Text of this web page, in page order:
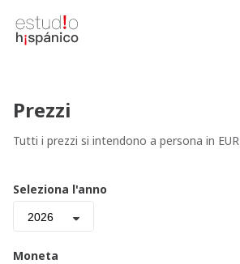
Prezzi
Tutti i prezzi si intendono a persona in EUR
Seleziona l'anno
2026
Moneta